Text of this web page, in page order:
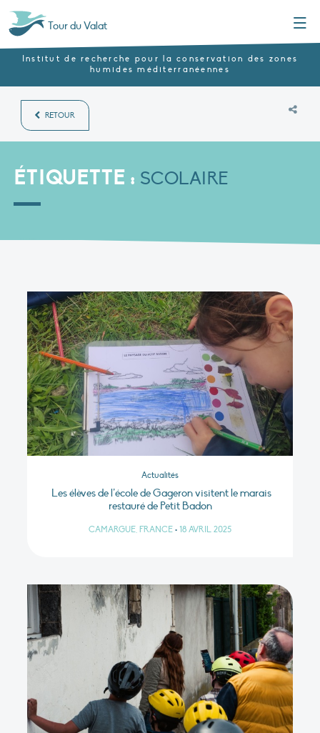
Tour du Valat
Institut de recherche pour la conservation des zones
humides méditerranéennes
RETOUR
ÉTIQUETTE : SCOLAIRE
Actualités
Les élèves de l’école de Gageron visitent le marais
restauré de Petit Badon
CAMARGUE, FRANCE • 18 AVRIL 2025